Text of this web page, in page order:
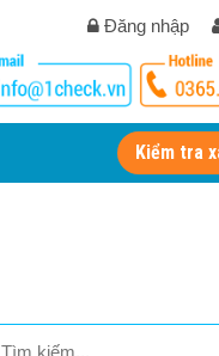
Đăng nhập
Kiểm tra